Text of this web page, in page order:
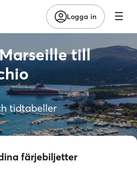
Logga in
till
tidtabeller
färjebiljetter